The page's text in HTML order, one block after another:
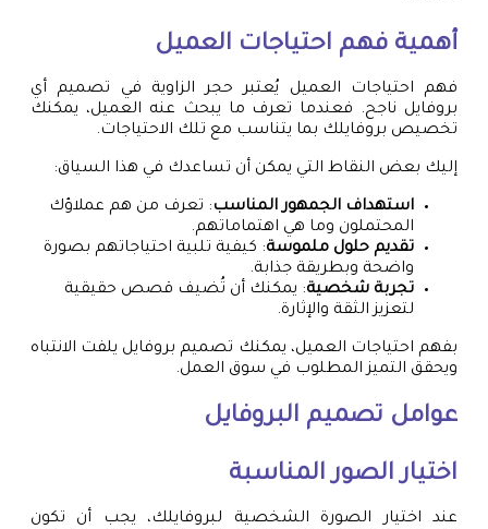
أهمية فهم احتياجات العميل
فهم احتياجات العميل يُعتبر حجر الزاوية في تصميم أي
بروفايل ناجح. فعندما تعرف ما يبحث عنه العميل، يمكنك
تخصيص بروفايلك بما يتناسب مع تلك الاحتياجات.
إليك بعض النقاط التي يمكن أن تساعدك في هذا السياق:
استهداف الجمهور المناسب: تعرف من هم عملاؤك
المحتملون وما هي اهتماماتهم.
تقديم حلول ملموسة: كيفية تلبية احتياجاتهم بصورة
واضحة وبطريقة جذابة.
تجربة شخصية: يمكنك أن تُضيف قصص حقيقية
لتعزيز الثقة والإثارة.
بفهم احتياجات العميل، يمكنك تصميم بروفايل يلفت الانتباه
ويحقق التميز المطلوب في سوق العمل.
عوامل تصميم البروفايل
اختيار الصور المناسبة
عند اختيار الصورة الشخصية لبروفايلك، يجب أن تكون